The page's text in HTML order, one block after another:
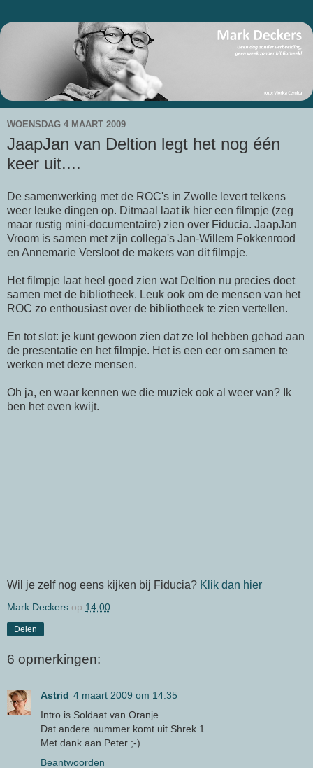
WOENSDAG 4 MAART 2009
JaapJan van Deltion legt het nog één
keer uit....
De samenwerking met de ROC's in Zwolle levert telkens
weer leuke dingen op. Ditmaal laat ik hier een filmpje (zeg
maar rustig mini-documentaire) zien over Fiducia. JaapJan
Vroom is samen met zijn collega's Jan-Willem Fokkenrood
en Annemarie Versloot de makers van dit filmpje.
Het filmpje laat heel goed zien wat Deltion nu precies doet
samen met de bibliotheek. Leuk ook om de mensen van het
ROC zo enthousiast over de bibliotheek te zien vertellen.
En tot slot: je kunt gewoon zien dat ze lol hebben gehad aan
de presentatie en het filmpje. Het is een eer om samen te
werken met deze mensen.
Oh ja, en waar kennen we die muziek ook al weer van? Ik
ben het even kwijt.
Wil je zelf nog eens kijken bij Fiducia? Klik dan hier
Mark Deckers op 14:00
Delen
6 opmerkingen:
Astrid 4 maart 2009 om 14:35
Intro is Soldaat van Oranje.
Dat andere nummer komt uit Shrek 1.
Met dank aan Peter ;-)
Beantwoorden